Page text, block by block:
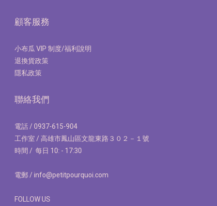
顧客服務
小布瓜 VIP 制度/福利說明
退換貨政策
隱私政策
聯絡我們
電話 / 0937-615-904
工作室 / 高雄市鳳山區文龍東路３０２－１號
時間 / 每日 10: - 17:30
電郵 / info@petitpourquoi.com
FOLLOW US